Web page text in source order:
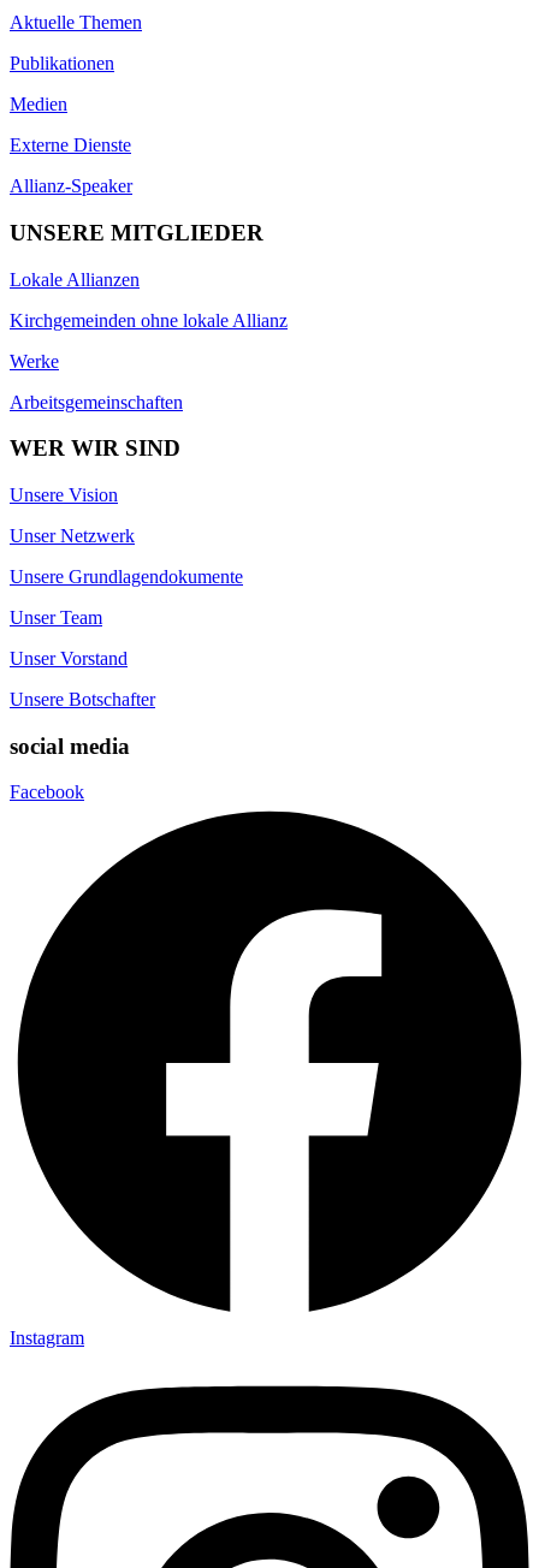
Aktuelle Themen
Publikationen
Medien
Externe Dienste
Allianz-Speaker
UNSERE MITGLIEDER
Lokale Allianzen
Kirchgemeinden ohne lokale Allianz
Werke
Arbeitsgemeinschaften
WER WIR SIND
Unsere Vision
Unser Netzwerk
Unsere Grundlagendokumente
Unser Team
Unser Vorstand
Unsere Botschafter
social media
Facebook
Instagram